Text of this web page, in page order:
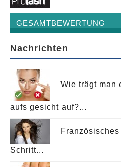
GESAMTBEWERTUNG
Nachrichten
Wie trägt man
aufs gesicht auf?...
Schritt...